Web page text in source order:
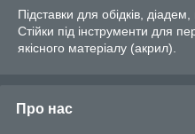
Підставки для обідків,
Стійки під інструменти для
якісного матеріалу (акрил).
Про нас